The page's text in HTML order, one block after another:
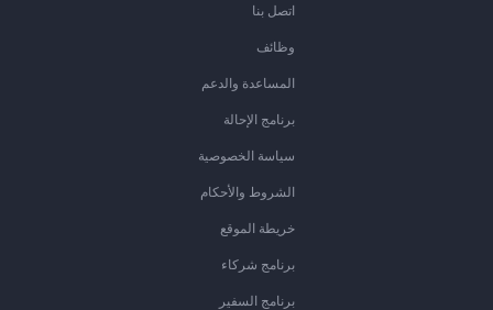
اتصل بنا
وظائف
المساعدة والدعم
برنامج الإحالة
سياسة الخصوصية
الشروط والأحكام
خريطة الموقع
برنامج شركاء
برنامج السفير